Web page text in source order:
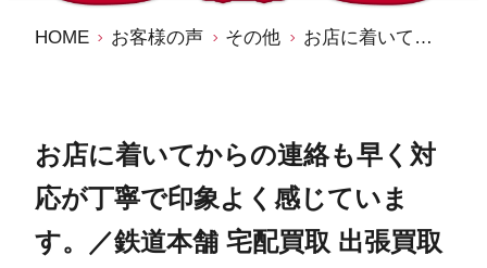
HOME お客様の声 その他 お店に着いてからの連絡も早く対応が丁寧で印象よく感じています。／鉄道本舗 宅配買取 出張買取 口コミ 評判
お店に着いてからの連絡も早く対
応が丁寧で印象よく感じていま
す。／鉄道本舗 宅配買取 出張買取